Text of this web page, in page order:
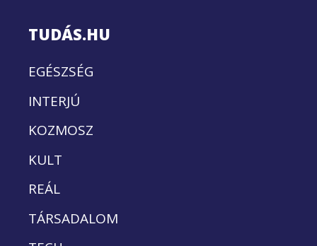
TUDÁS.HU
EGÉSZSÉG
INTERJÚ
KOZMOSZ
KULT
REÁL
TÁRSADALOM